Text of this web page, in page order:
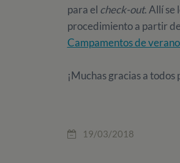
para el check-out. Allí se
procedimiento a partir
Campamentos de
¡Muchas gracias a todos
19/03/2018